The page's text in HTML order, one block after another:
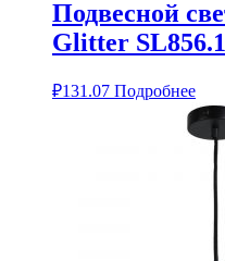
Подвесной
Glitter
₽131.07 Подробнее